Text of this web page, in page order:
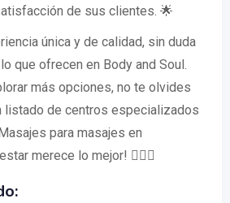
de sus clientes. 🌟
única y de calidad, sin duda
que ofrecen en Body and Soul.
más opciones, no te olvides
listado de centros especializados
para masajes en
merece lo mejor! 💆‍♀️✨